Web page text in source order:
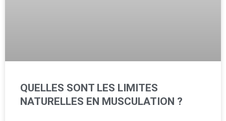
QUELLES SONT LES LIMITES
NATURELLES EN MUSCULATION ?